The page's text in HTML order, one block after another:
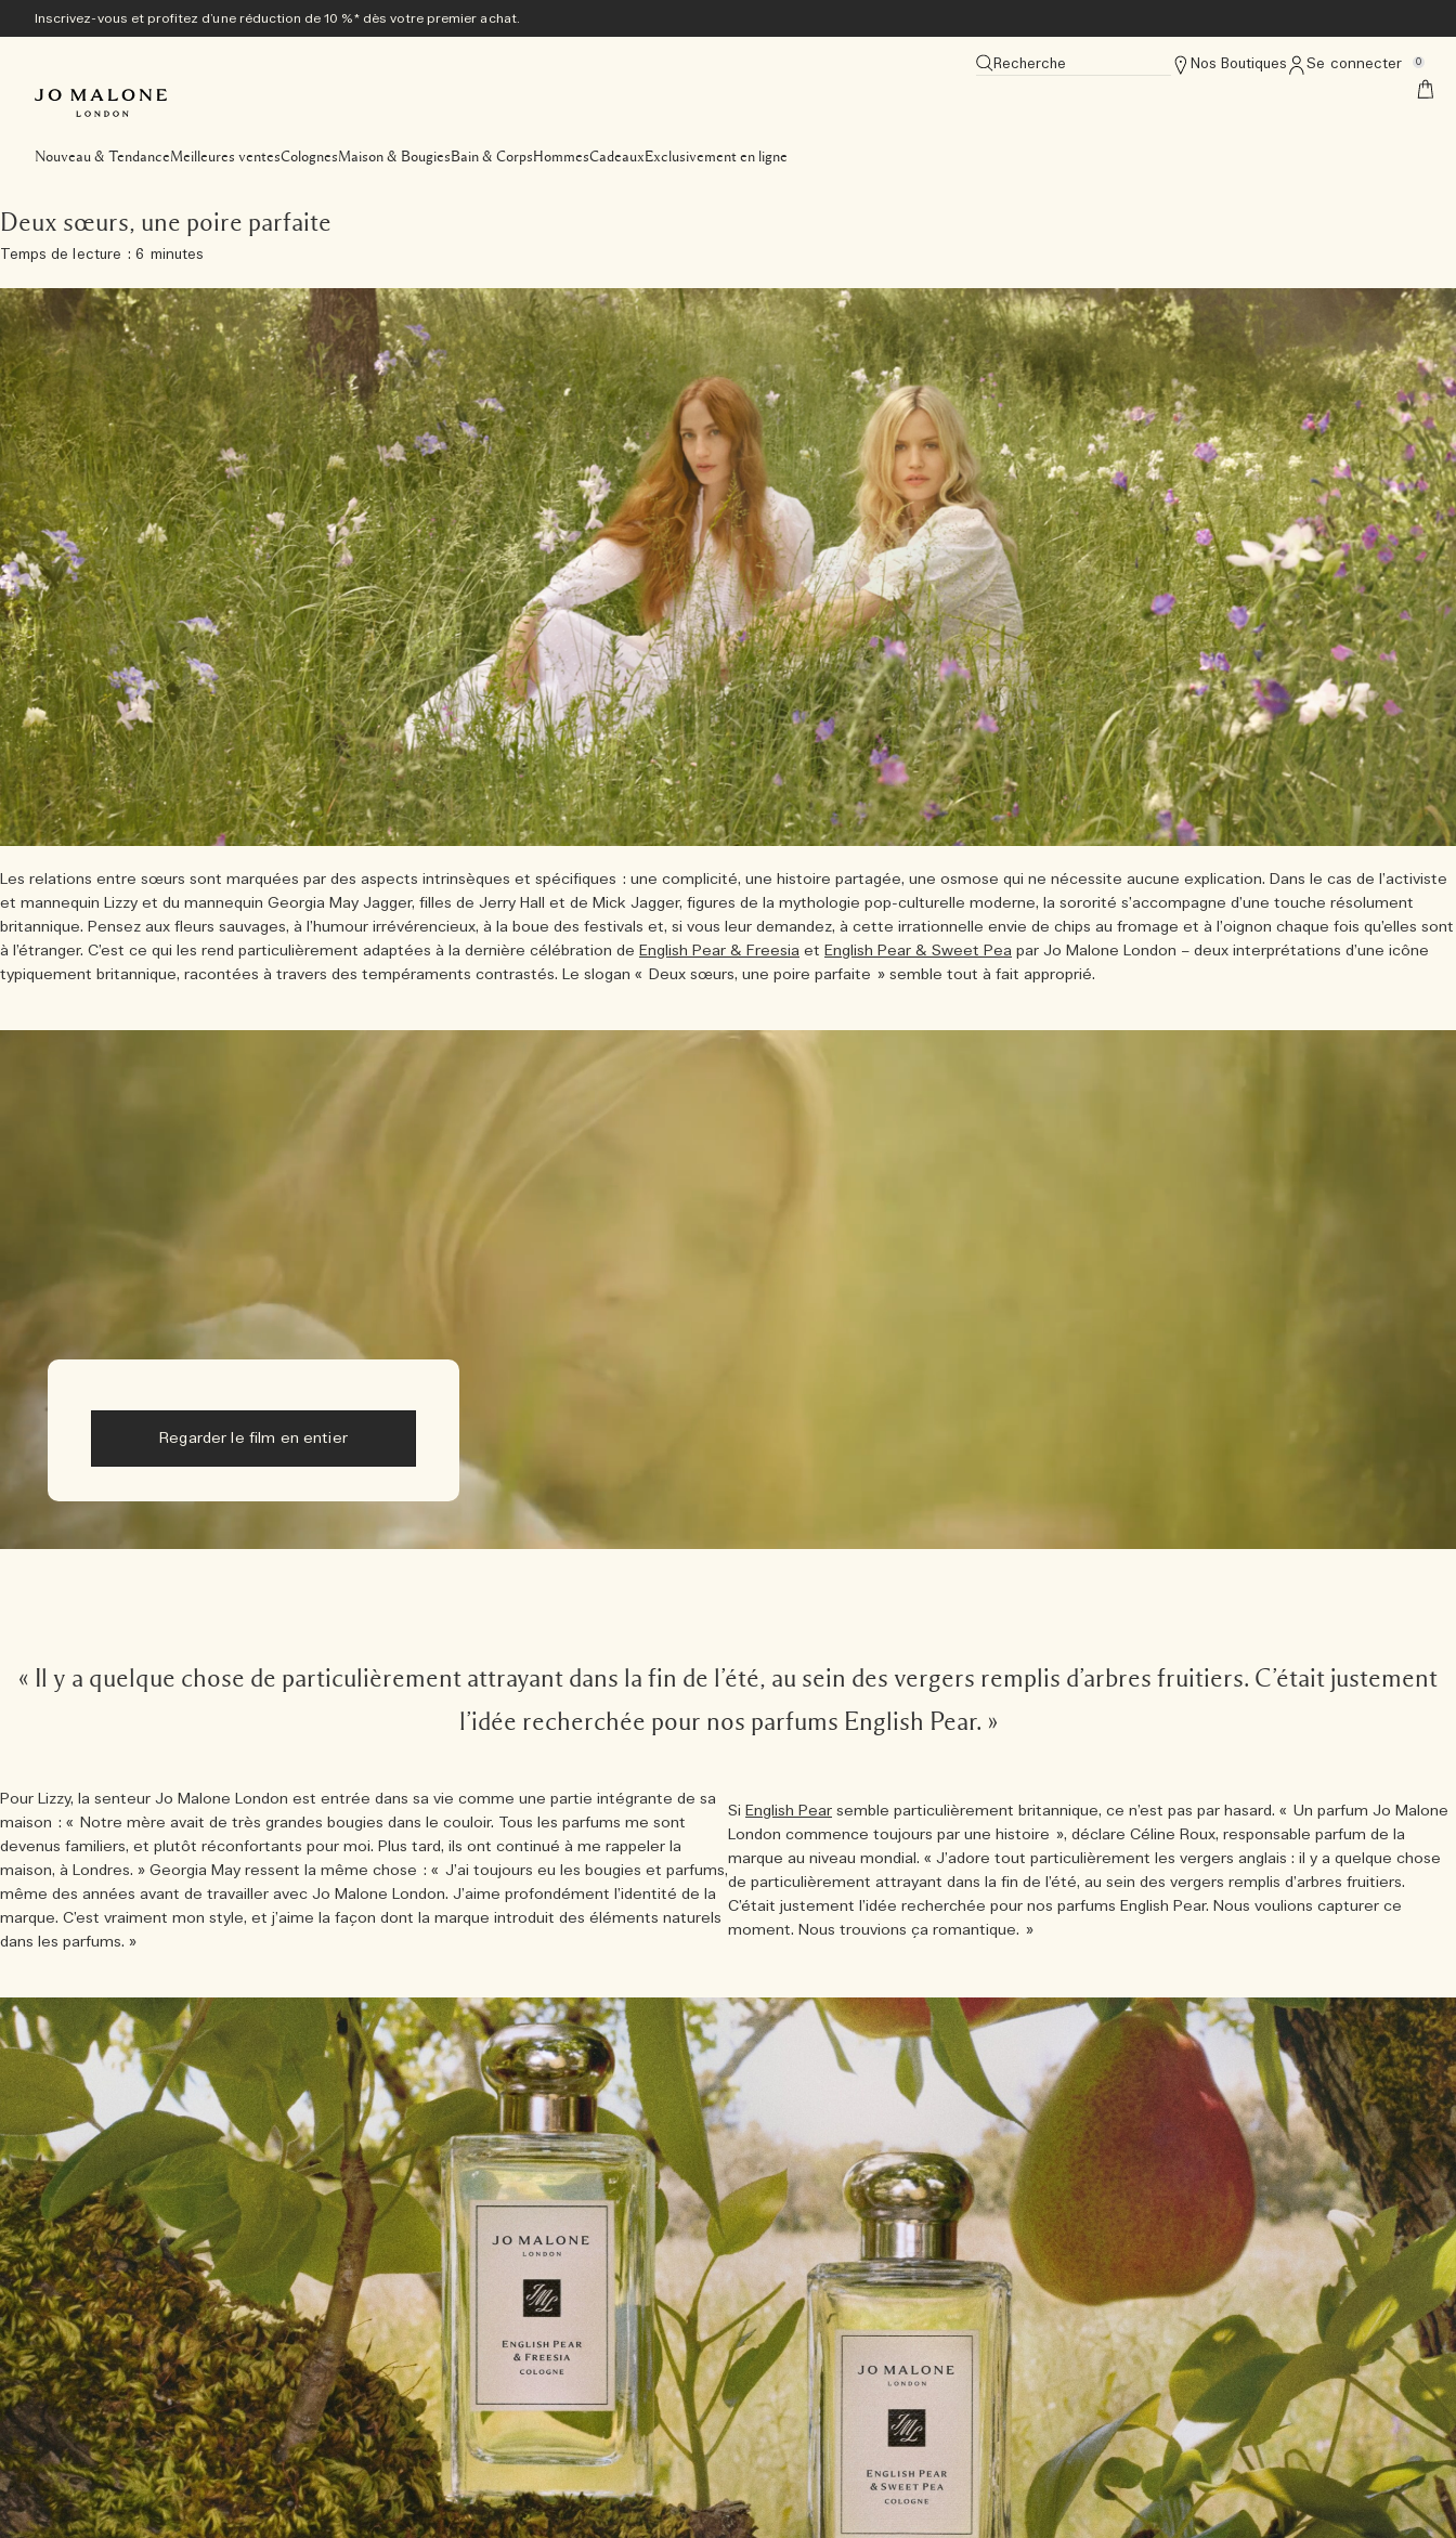
Inscrivez-vous et profitez d’une réduction de 10 %* dès votre premier achat.
Recherche Nos Boutiques Se connecter 0
Nouveau & TendanceMeilleures ventesColognesMaison & BougiesBain & CorpsHommesCadeaux Exclusivement en ligne
Deux sœurs, une poire parfaite
Temps de lecture : 6 minutes
Les relations entre sœurs sont marquées par des aspects intrinsèques et spécifiques : une complicité, une histoire partagée, une osmose qui ne nécessite aucune explication. Dans le cas de l’activiste
et mannequin Lizzy et du mannequin Georgia May Jagger, filles de Jerry Hall et de Mick Jagger, figures de la mythologie pop-culturelle moderne, la sororité s’accompagne d’une touche résolument
britannique. Pensez aux fleurs sauvages, à l’humour irrévérencieux, à la boue des festivals et, si vous leur demandez, à cette irrationnelle envie de chips au fromage et à l’oignon chaque fois qu’elles sont
à l’étranger. C’est ce qui les rend particulièrement adaptées à la dernière célébration de English Pear & Freesia et English Pear & Sweet Pea par Jo Malone London – deux interprétations d’une icône
typiquement britannique, racontées à travers des tempéraments contrastés. Le slogan « Deux sœurs, une poire parfaite » semble tout à fait approprié.
Regarder le film en entier
« Il y a quelque chose de particulièrement attrayant dans la fin de l’été, au sein des vergers remplis d’arbres fruitiers. C’était justement
l’idée recherchée pour nos parfums English Pear. »
Pour Lizzy, la senteur Jo Malone London est entrée dans sa vie comme une partie intégrante de sa
maison : « Notre mère avait de très grandes bougies dans le couloir. Tous les parfums me sont
devenus familiers, et plutôt réconfortants pour moi. Plus tard, ils ont continué à me rappeler la
maison, à Londres. » Georgia May ressent la même chose : « J’ai toujours eu les bougies et parfums,
même des années avant de travailler avec Jo Malone London. J’aime profondément l’identité de la
marque. C’est vraiment mon style, et j’aime la façon dont la marque introduit des éléments naturels
dans les parfums. »
Si English Pear semble particulièrement britannique, ce n’est pas par hasard. « Un parfum Jo Malone
London commence toujours par une histoire », déclare Céline Roux, responsable parfum de la
marque au niveau mondial. « J’adore tout particulièrement les vergers anglais : il y a quelque chose
de particulièrement attrayant dans la fin de l’été, au sein des vergers remplis d’arbres fruitiers.
C’était justement l’idée recherchée pour nos parfums English Pear. Nous voulions capturer ce
moment. Nous trouvions ça romantique. »